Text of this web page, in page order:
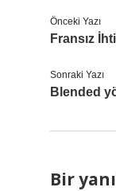
Önceki Yazı
Fransız
Sonraki Yazı
Blended
Bir